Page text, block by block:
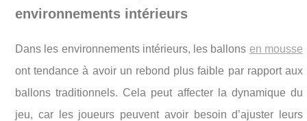
environnements intérieurs
Dans les environnements intérieurs, les ballons en mousse
ont tendance à avoir un rebond plus faible par rapport aux
ballons traditionnels. Cela peut affecter la dynamique du
jeu, car les joueurs peuvent avoir besoin d’ajuster leurs